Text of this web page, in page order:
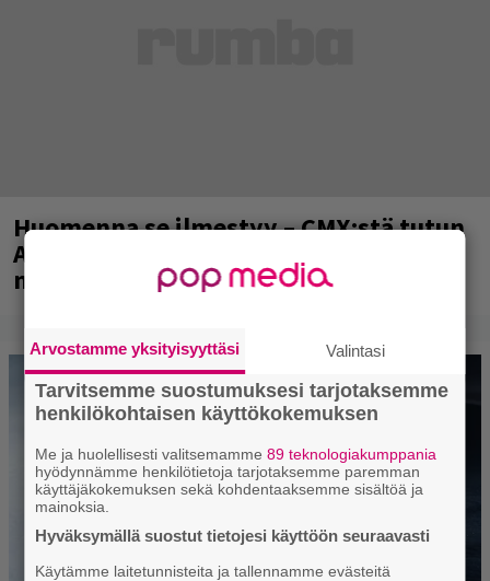
Huomenna se ilmestyy – CMX:stä tutun
A.W. Yrjänän uutuusalbumi om
mammuttimainen kokonaisuus
Arvostamme yksityisyyttäsi Valintasi
Tarvitsemme suostumuksesi tarjotaksemme
henkilökohtaisen käyttökokemuksen
Me ja huolellisesti valitsemamme89 teknologiakumppania
hyödynnämme henkilötietoja tarjotaksemme paremman
käyttäjäkokemuksen sekä kohdentaaksemme sisältöä ja
mainoksia.
Hyväksymällä suostut tietojesi käyttöön seuraavasti
Käytämme laitetunnisteita ja tallennamme evästeitä